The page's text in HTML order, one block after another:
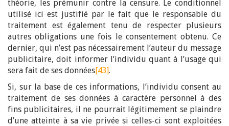
théorie, les prémunir contre la censure. Le conditionnel
utilisé ici est justifié par le fait que le responsable du
traitement est également tenu de respecter plusieurs
autres obligations une fois le consentement obtenu. Ce
dernier, qui n’est pas nécessairement l’auteur du message
publicitaire, doit informer l’individu quant à l’usage qui
sera fait de ses données[43].
Si, sur la base de ces informations, l’individu consent au
traitement de ses données à caractère personnel à des
fins publicitaires, il ne pourrait légitimement se plaindre
d’une atteinte à sa vie privée si celles-ci sont exploitées